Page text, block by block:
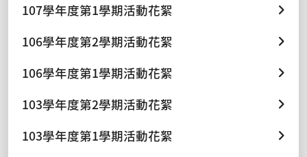
107學年度第1學期活動花絮
106學年度第2學期活動花絮
106學年度第1學期活動花絮
103學年度第2學期活動花絮
103學年度第1學期活動花絮